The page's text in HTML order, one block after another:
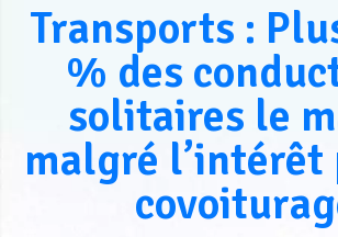
Transports :
% des
solitaires le
malgré l’intérêt